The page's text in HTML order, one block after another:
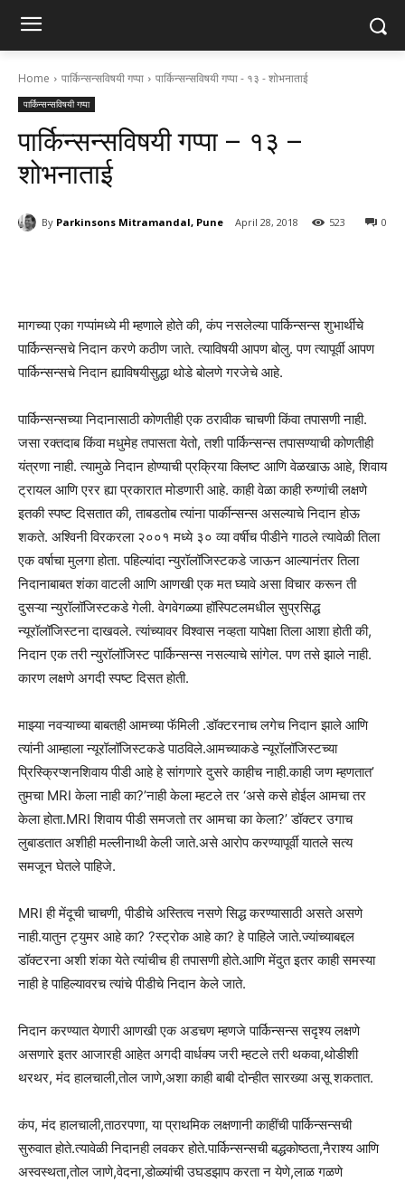
Home पार्किन्सन्सविषयी गप्पा पार्किन्सन्सविषयी गप्पा - १३ - शोभनाताई
पार्किन्सन्सविषयी गप्पा
पार्किन्सन्सविषयी गप्पा – १३ –
शोभनाताई
By Parkinsons Mitramandal, Pune April 28, 2018 0
523
मागच्या एका गप्पांमध्ये मी म्हणाले होते की, कंप नसलेल्या पार्किन्सन्स शुभार्थींचे
पार्किन्सन्सचे निदान करणे कठीण जाते. त्याविषयी आपण बोलु. पण त्यापूर्वी आपण
पार्किन्सन्सचे निदान ह्याविषयीसुद्धा थोडे बोलणे गरजेचे आहे.
पार्किन्सन्सच्या निदानासाठी कोणतीही एक ठरावीक चाचणी किंवा तपासणी नाही.
जसा रक्तदाब किंवा मधुमेह तपासता येतो, तशी पार्किन्सन्स तपासण्याची कोणतीही
यंत्रणा नाही. त्यामुळे निदान होण्याची प्रक्रिया क्लिष्ट आणि वेळखाऊ आहे, शिवाय
ट्रायल आणि एरर ह्या प्रकारात मोडणारी आहे. काही वेळा काही रुग्णांची लक्षणे
इतकी स्पष्ट दिसतात की, ताबडतोब त्यांना पार्कीन्सन्स असल्याचे निदान होऊ
शकते. अश्विनी विरकरला २००१ मध्ये ३० व्या वर्षीच पीडीने गाठले त्यावेळी तिला
एक वर्षाचा मुलगा होता. पहिल्यांदा न्युरॉलॉजिस्टकडे जाऊन आल्यानंतर तिला
निदानाबाबत शंका वाटली आणि आणखी एक मत घ्यावे असा विचार करून ती
दुसऱ्या न्युरॉलॉजिस्टकडे गेली. वेगवेगळ्या हॉस्पिटलमधील सुप्रसिद्ध
न्यूरॉलॉजिस्टना दाखवले. त्यांच्यावर विश्वास नव्हता यापेक्षा तिला आशा होती की,
निदान एक तरी न्युरॉलॉजिस्ट पार्किन्सन्स नसल्याचे सांगेल. पण तसे झाले नाही.
कारण लक्षणे अगदी स्पष्ट दिसत होती.
माझ्या नवऱ्याच्या बाबतही आमच्या फॅमिली .डॉक्टरनाच लगेच निदान झाले आणि
त्यांनी आम्हाला न्यूरॉलॉजिस्टकडे पाठविले.आमच्याकडे न्यूरॉलॉजिस्टच्या
प्रिस्क्रिप्शनशिवाय पीडी आहे हे सांगणारे दुसरे काहीच नाही.काही जण म्हणतात’
तुमचा MRI केला नाही का?’नाही केला म्हटले तर ‘असे कसे होईल आमचा तर
केला होता.MRI शिवाय पीडी समजतो तर आमचा का केला?’ डॉक्टर उगाच
लुबाडतात अशीही मल्लीनाथी केली जाते.असे आरोप करण्यापूर्वी यातले सत्य
समजून घेतले पाहिजे.
MRI ही मेंदूची चाचणी, पीडीचे अस्तित्व नसणे सिद्ध करण्यासाठी असते असणे
नाही.यातुन ट्युमर आहे का? ?स्ट्रोक आहे का? हे पाहिले जाते.ज्यांच्याबद्दल
डॉक्टरना अशी शंका येते त्यांचीच ही तपासणी होते.आणि मेंदुत इतर काही समस्या
नाही हे पाहिल्यावरच त्यांचे पीडीचे निदान केले जाते.
निदान करण्यात येणारी आणखी एक अडचण म्हणजे पार्किन्सन्स सदृश्य लक्षणे
असणारे इतर आजारही आहेत अगदी वार्धक्य जरी म्हटले तरी थकवा,थोडीशी
थरथर, मंद हालचाली,तोल जाणे,अशा काही बाबी दोन्हीत सारख्या असू शकतात.
कंप, मंद हालचाली,ताठरपणा, या प्राथमिक लक्षणानी काहींची पार्किन्सन्सची
सुरुवात होते.त्यावेळी निदानही लवकर होते.पार्किन्सन्सची बद्धकोष्ठता,नैराश्य आणि
अस्वस्थता,तोल जाणे,वेदना,डोळ्यांची उघडझाप करता न येणे,लाळ गळणे